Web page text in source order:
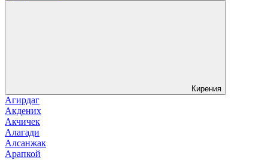
Кирения
Агирдаг
Акдених
Акчичек
Алагади
Алсанжак
Арапкой